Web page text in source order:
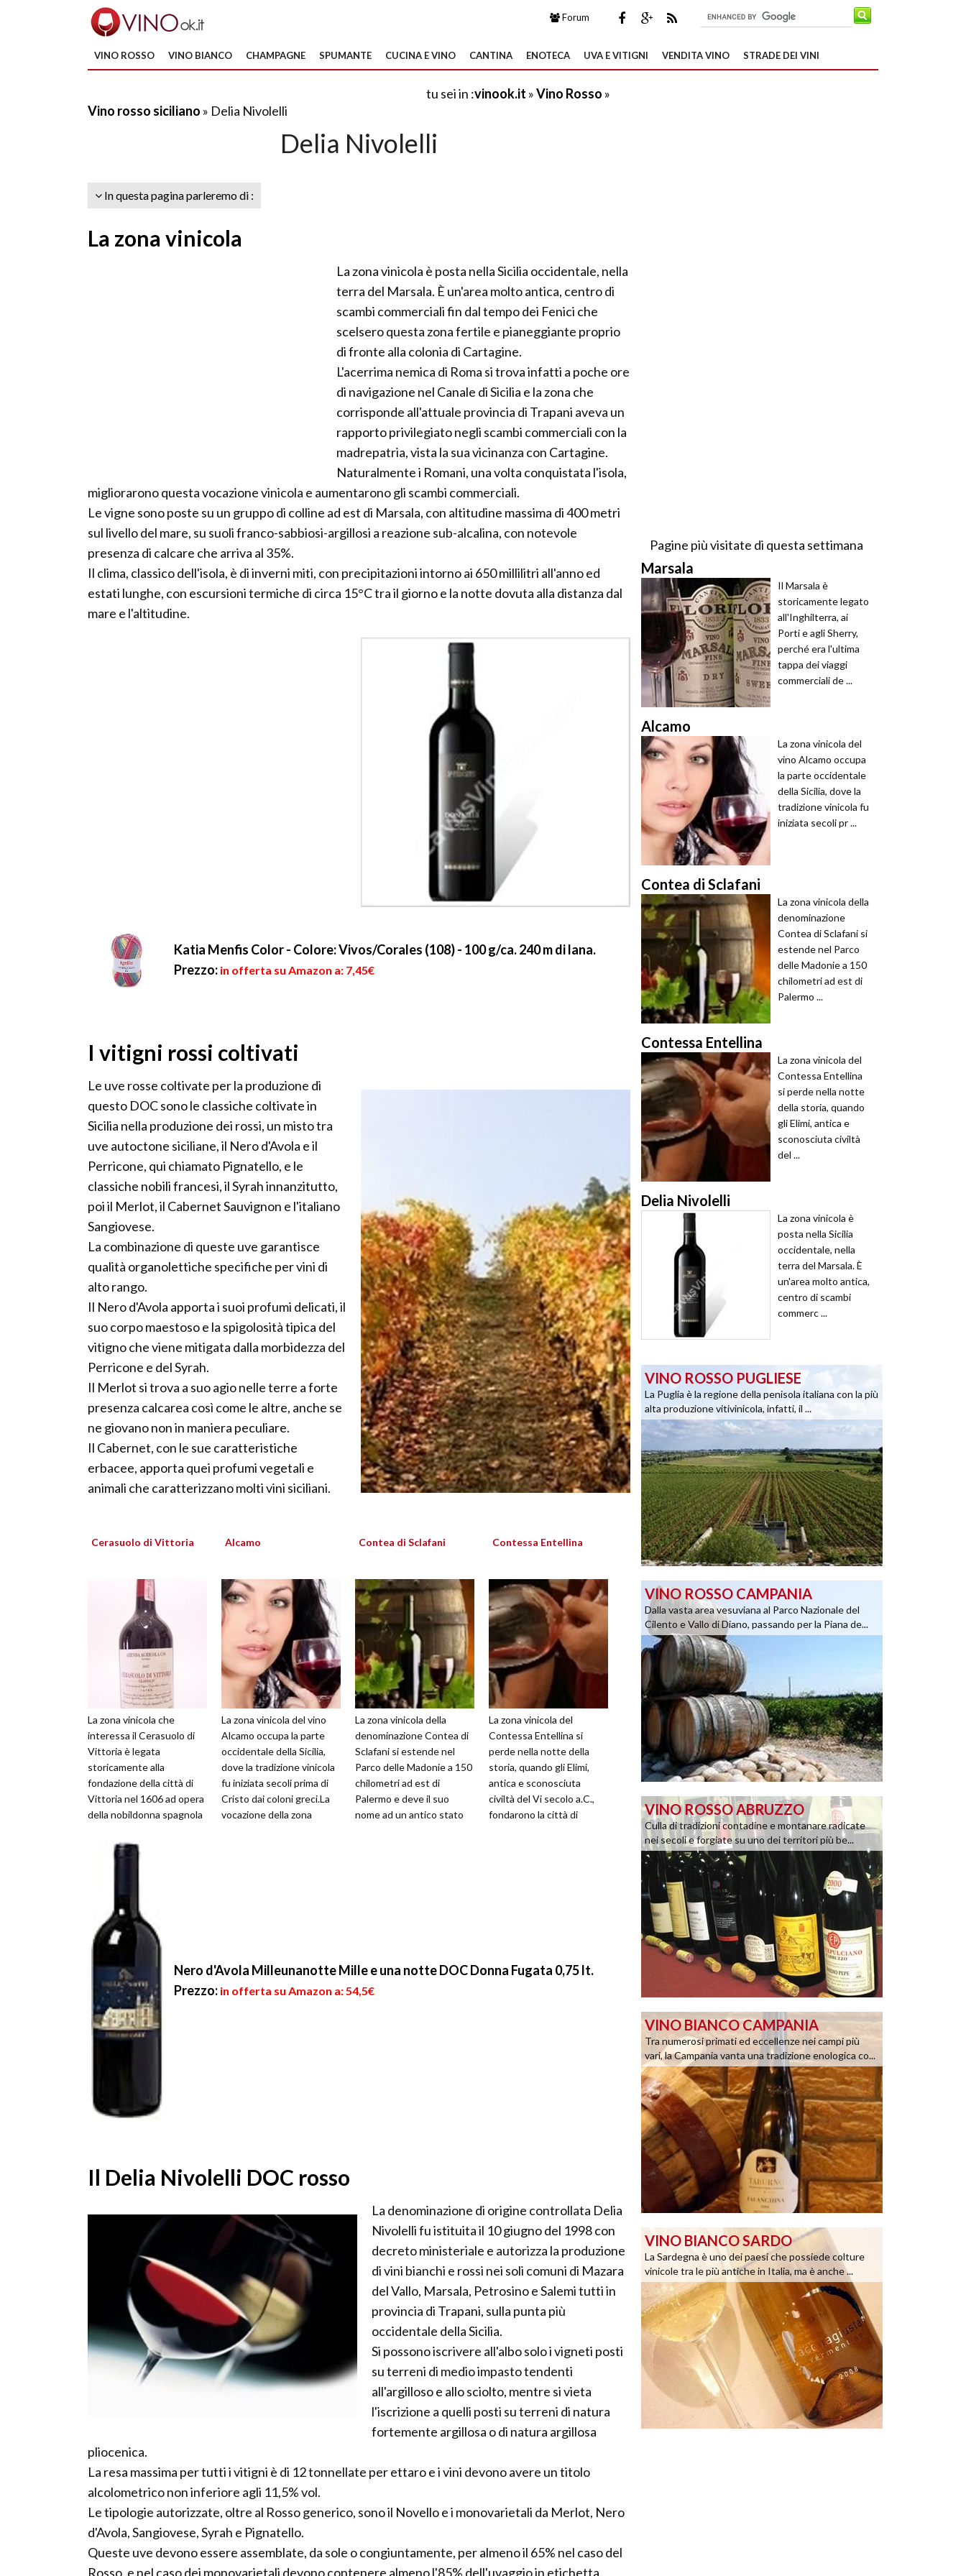
Forum
VINO ROSSO VINO BIANCO CHAMPAGNE SPUMANTE CUCINA E VINO CANTINA ENOTECA UVA E VITIGNI VENDITA VINO STRADE DEI VINI
tu sei in :vinook.it »Vino Rosso »
Vino rosso siciliano » Delia Nivolelli
Delia Nivolelli
In questa pagina parleremo di :
La zona vinicola
La zona vinicola è posta nella Sicilia occidentale, nella
terra del Marsala. È un'area molto antica, centro di
scambi commerciali fin dal tempo dei Fenici che
scelsero questa zona fertile e pianeggiante proprio
di fronte alla colonia di Cartagine.
L'acerrima nemica di Roma si trova infatti a poche ore
di navigazione nel Canale di Sicilia e la zona che
corrisponde all'attuale provincia di Trapani aveva un
rapporto privilegiato negli scambi commerciali con la
madrepatria, vista la sua vicinanza con Cartagine.
Naturalmente i Romani, una volta conquistata l'isola,
migliorarono questa vocazione vinicola e aumentarono gli scambi commerciali.
Le vigne sono poste su un gruppo di colline ad est di Marsala, con altitudine massima di 400 metri
sul livello del mare, su suoli franco-sabbiosi-argillosi a reazione sub-alcalina, con notevole
presenza di calcare che arriva al 35%.
Il clima, classico dell'isola, è di inverni miti, con precipitazioni intorno ai 650 millilitri all'anno ed
estati lunghe, con escursioni termiche di circa 15°C tra il giorno e la notte dovuta alla distanza dal
mare e l'altitudine.
Katia Menfis Color - Colore: Vivos/Corales (108) - 100 g/ca. 240 m di lana.
Prezzo: in offerta su Amazon a: 7,45€
I vitigni rossi coltivati
Le uve rosse coltivate per la produzione di
questo DOC sono le classiche coltivate in
Sicilia nella produzione dei rossi, un misto tra
uve autoctone siciliane, il Nero d'Avola e il
Perricone, qui chiamato Pignatello, e le
classiche nobili francesi, il Syrah innanzitutto,
poi il Merlot, il Cabernet Sauvignon e l'italiano
Sangiovese.
La combinazione di queste uve garantisce
qualità organolettiche specifiche per vini di
alto rango.
Il Nero d'Avola apporta i suoi profumi delicati, il
suo corpo maestoso e la spigolosità tipica del
vitigno che viene mitigata dalla morbidezza del
Perricone e del Syrah.
Il Merlot si trova a suo agio nelle terre a forte
presenza calcarea così come le altre, anche se
ne giovano non in maniera peculiare.
Il Cabernet, con le sue caratteristiche
erbacee, apporta quei profumi vegetali e
animali che caratterizzano molti vini siciliani.
Cerasuolo di Vittoria
La zona vinicola che
interessa il Cerasuolo di
Vittoria è legata
storicamente alla
fondazione della città di
Vittoria nel 1606 ad opera
della nobildonna spagnola
Henriquez con l'autor...
Alcamo
La zona vinicola del vino
Alcamo occupa la parte
occidentale della Sicilia,
dove la tradizione vinicola
fu iniziata secoli prima di
Cristo dai coloni greci.La
vocazione della zona
Contea di Sclafani
La zona vinicola della
denominazione Contea di
Sclafani si estende nel
Parco delle Madonie a 150
chilometri ad est di
Palermo e deve il suo
nome ad un antico stato
Contessa Entellina
La zona vinicola del
Contessa Entellina si
perde nella notte della
storia, quando gli Elimi,
antica e sconosciuta
civiltà del Vi secolo a.C.,
fondarono la città di
Nero d'Avola Milleunanotte Mille e una notte DOC Donna Fugata 0,75 lt.
Prezzo: in offerta su Amazon a: 54,5€
Il Delia Nivolelli DOC rosso
La denominazione di origine controllata Delia
Nivolelli fu istituita il 10 giugno del 1998 con
decreto ministeriale e autorizza la produzione
di vini bianchi e rossi nei soli comuni di Mazara
del Vallo, Marsala, Petrosino e Salemi tutti in
provincia di Trapani, sulla punta più
occidentale della Sicilia.
Si possono iscrivere all'albo solo i vigneti posti
su terreni di medio impasto tendenti
all'argilloso e allo sciolto, mentre si vieta
l'iscrizione a quelli posti su terreni di natura
fortemente argillosa o di natura argillosa
pliocenica.
La resa massima per tutti i vitigni è di 12 tonnellate per ettaro e i vini devono avere un titolo
alcolometrico non inferiore agli 11,5% vol.
Le tipologie autorizzate, oltre al Rosso generico, sono il Novello e i monovarietali da Merlot, Nero
d'Avola, Sangiovese, Syrah e Pignatello.
Queste uve devono essere assemblate, da sole o congiuntamente, per almeno il 65% nel caso del
Rosso, e nel caso dei monovarietali devono contenere almeno l'85% dell'uvaggio in etichetta.
Pagine più visitate di questa settimana
Marsala
Il Marsala è
storicamente legato
all'Inghilterra, ai
Porti e agli Sherry,
perché era l'ultima
tappa dei viaggi
commerciali de ...
Alcamo
La zona vinicola del
vino Alcamo occupa
la parte occidentale
della Sicilia, dove la
tradizione vinicola fu
iniziata secoli pr ...
Contea di Sclafani
La zona vinicola della
denominazione
Contea di Sclafani si
estende nel Parco
delle Madonie a 150
chilometri ad est di
Palermo ...
Contessa Entellina
La zona vinicola del
Contessa Entellina
si perde nella notte
della storia, quando
gli Elimi, antica e
sconosciuta civiltà
del ...
Delia Nivolelli
La zona vinicola è
posta nella Sicilia
occidentale, nella
terra del Marsala. È
un'area molto antica,
centro di scambi
commerc ...
VINO ROSSO PUGLIESE
La Puglia è la regione della penisola italiana con la più
alta produzione vitivinicola, infatti, il ...
VINO ROSSO CAMPANIA
Dalla vasta area vesuviana al Parco Nazionale del
Cilento e Vallo di Diano, passando per la Piana de...
VINO ROSSO ABRUZZO
Culla di tradizioni contadine e montanare radicate
nei secoli e forgiate su uno dei territori più be...
VINO BIANCO CAMPANIA
Tra numerosi primati ed eccellenze nei campi più
vari, la Campania vanta una tradizione enologica co...
VINO BIANCO SARDO
La Sardegna è uno dei paesi che possiede colture
vinicole tra le più antiche in Italia, ma è anche ...